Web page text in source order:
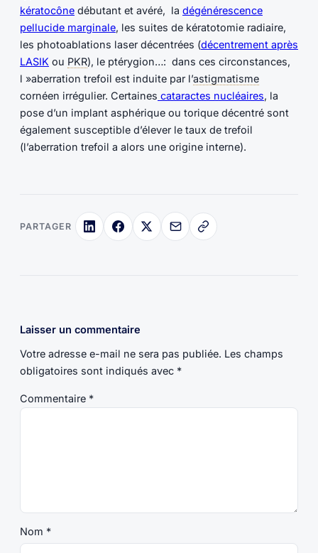
kératocône débutant et avéré, la dégénérescence
pellucide marginale, les suites de kératotomie radiaire,
les photoablations laser décentrées (décentrement après
LASIK ou PKR), le ptérygion…: dans ces circonstances,
l »aberration trefoil est induite par l’astigmatisme
cornéen irrégulier. Certaines cataractes nucléaires, la
pose d’un implant asphérique ou torique décentré sont
également susceptible d’élever le taux de trefoil
(l’aberration trefoil a alors une origine interne).
PARTAGER
Laisser un commentaire
Votre adresse e-mail ne sera pas publiée. Les champs
obligatoires sont indiqués avec *
Commentaire *
Nom *